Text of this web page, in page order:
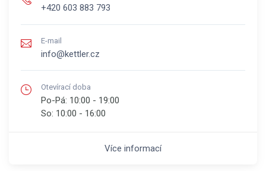
+420 603 883 793
E-mail
info@kettler.cz
Otevírací doba
Po-Pá: 10:00 - 19:00
So: 10:00 - 16:00
Více informací